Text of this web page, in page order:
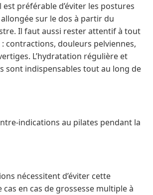
est préférable d’éviter les postures
sur le dos à partir du
Il faut aussi rester attentif à tout
contractions, douleurs pelviennes,
L’hydratation régulière et
sont indispensables tout au long de
indications au pilates pendant la
nécessitent d’éviter cette
cas en cas de grossesse multiple à